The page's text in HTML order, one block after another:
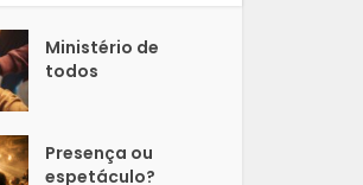
Ministério de
todos
Presença ou
espetáculo?